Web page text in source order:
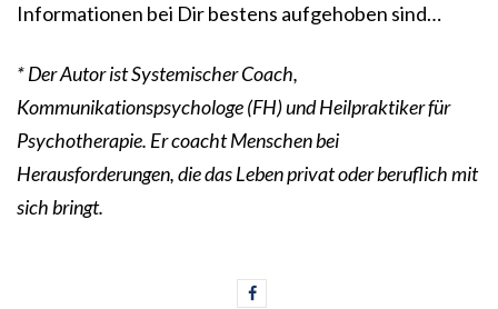
Informationen bei Dir bestens aufgehoben sind…
* Der Autor ist Systemischer Coach,
Kommunikationspsychologe (FH) und Heilpraktiker für
Psychotherapie. Er coacht Menschen bei
Herausforderungen, die das Leben privat oder beruflich mit
sich bringt.